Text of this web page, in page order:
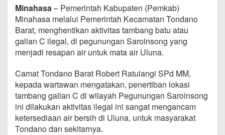
,
R
a
t
u
l
g
i
H
e
n
t
Minahasa– Pemerintah Kabupaten (Pemkab)
Minahasa melalui Pemerintah Kecamatan Tondano
Barat, menghentikan aktivitas tambang batu atau
galian C ilegal, di pegunungan Saroinsong yang
menjadi resapan air untuk mata air Uluna.
Camat Tondano Barat Robert Ratulangi SPd MM,
kepada wartawan mengatakan, penertiban lokasi
tambang galian C di wilayah Pegunungan Saroinsong
ini dilakukan aktivitas ilegal ini sangat mengancam
ketersediaan air bersih di Uluna, untuk masyarakat
Tondano dan sekitarnya.